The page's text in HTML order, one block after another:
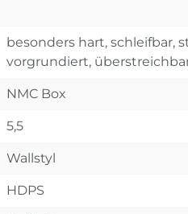
besonders hart, schleifbar,
vorgrundiert,
NMC Box
5,5
Wallstyl
HDPS